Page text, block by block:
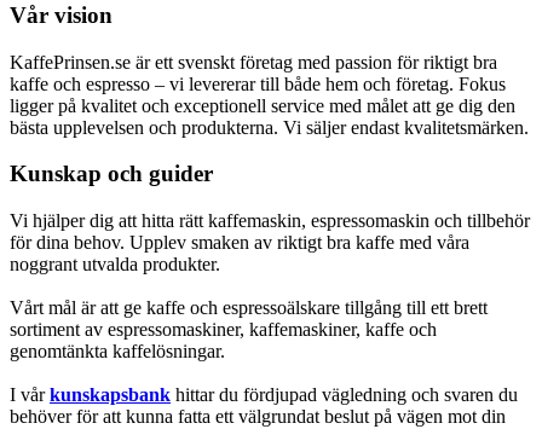
Vår vision
KaffePrinsen.se är ett svenskt företag med passion för riktigt bra
kaffe och espresso – vi levererar till både hem och företag. Fokus
ligger på kvalitet och exceptionell service med målet att ge dig den
bästa upplevelsen och produkterna. Vi säljer endast kvalitetsmärken.
Kunskap och guider
Vi hjälper dig att hitta rätt kaffemaskin, espressomaskin och tillbehör
för dina behov. Upplev smaken av riktigt bra kaffe med våra
noggrant utvalda produkter.
Vårt mål är att ge kaffe och espressoälskare tillgång till ett brett
sortiment av espressomaskiner, kaffemaskiner, kaffe och
genomtänkta kaffelösningar.
I vårkunskapsbank hittar du fördjupad vägledning och svaren du
behöver för att kunna fatta ett välgrundat beslut på vägen mot din